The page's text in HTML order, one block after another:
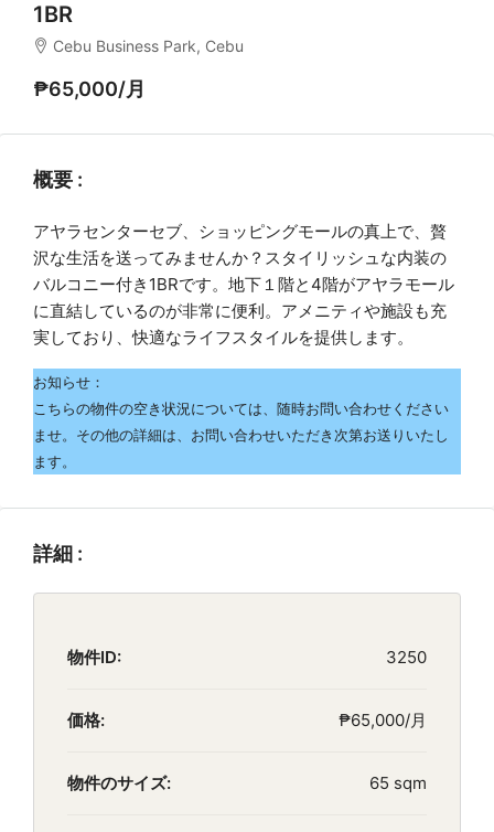
1BR
Cebu Business Park, Cebu
₱65,000/月
概要 :
アヤラセンターセブ、ショッピングモールの真上で、贅
沢な生活を送ってみませんか？スタイリッシュな内装の
バルコニー付き1BRです。地下１階と4階がアヤラモール
に直結しているのが非常に便利。アメニティや施設も充
実しており、快適なライフスタイルを提供します。
お知らせ：
こちらの物件の空き状況については、随時お問い合わせください
ませ。その他の詳細は、お問い合わせいただき次第お送りいたし
ます。
詳細 :
物件ID: 3250
価格: ₱65,000/月
物件のサイズ: 65 sqm